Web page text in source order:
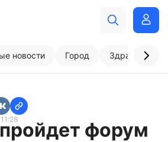
новости Город
форум